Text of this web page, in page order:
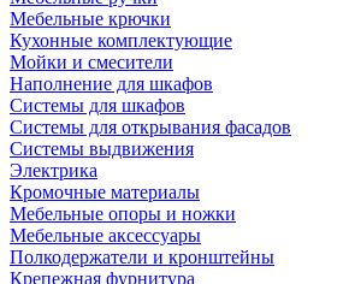
Мебельные крючки
Кухонные комплектующие
Мойки и смесители
Наполнение для шкафов
Cистемы для шкафов
Системы для открывания фасадов
Системы выдвижения
Электрика
Кромочные материалы
Мебельные опоры и ножки
Мебельные аксессуары
Полкодержатели и кронштейны
Крепежная фурнитура